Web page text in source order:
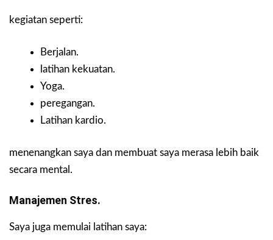
kegiatan seperti:
Berjalan.
latihan kekuatan.
Yoga.
peregangan.
Latihan kardio.
menenangkan saya dan membuat saya merasa lebih baik
secara mental.
Manajemen Stres.
Saya juga memulai latihan saya: